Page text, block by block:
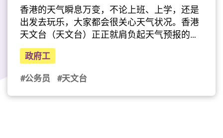
香港的天气瞬息万变，不论上班、上学，还是
出发去玩乐，大家都会很关心天气状况。香港
天文台（天文台）正正就肩负起天气预报的重
任，透过电台、电视台、手机应用程式等多种
渠道，为大众发放实时天气预测。天文台科学
主任Tina提到，他们会全天候密切监测各项气
象数据，并配合创新科技的辅助，好像自家研
发的「小涡旋临近预报系统」，实时追踪强对
政府工
#公务员
#天文台